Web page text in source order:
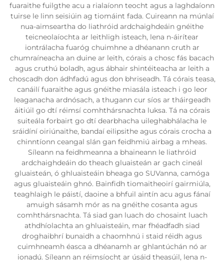
fuaraithe fuilgthe acu a rialaíonn teocht agus a laghdaíonn
tuirse le linn seisiúin ag tiomáint fada. Cuireann na múnlaí
nua-aimseartha do liathróid ardchaighdeáin gnéithe
teicneolaíochta ar leithligh isteach, lena n-áirítear
iontrálacha fuaróg chuimhne a dhéanann cruth ar
chumraíneacha an duine ar leith, córais a chosc fás bacach
agus cruthú boladh, agus ábhair shintéiteacha ar leith a
choscadh don ádhfadú agus don bhriseadh. Tá córais teasa,
canáilí fuaraithe agus gnéithe miasála isteach i go leor
leaganacha ardnósach, a thugann cur síos ar tháirgeadh
áitiúil go dtí réimsí comhthársnachta luksa. Tá na córais
suiteála forbairt go dtí dearbhacha uileghabhálacha le
sráidíní oiriúnaithe, bandaí eilipsithe agus córais crocha a
chinntíonn ceangal slán gan feidhmiú airbag a mheas.
Síleann na feidhmeanna a bhaineann le liathróid
ardchaighdeáin do theach gluaisteán ar gach cineál
gluaisteán, ó ghluaisteáin bheaga go SUVanna, camóga
agus gluaisteáin ghnó. Bainfidh tiomaitheoirí gairmiúla,
teaghlaigh le páistí, daoine a bhfuil aintín acu agus fánaí
amuigh sásamh mór as na gnéithe cosanta agus
comhthársnachta. Tá siad gan luach do chosaint luach
athdhíolachta an ghluaisteáin, mar fhéadfadh siad
droghaibhrí bunaidh a chaomhnú i staid réidh agus
cuimhneamh éasca a dhéanamh ar ghlantúchán nó ar
ionadú. Síleann an réimsíocht ar úsáid theasúil, lena n-